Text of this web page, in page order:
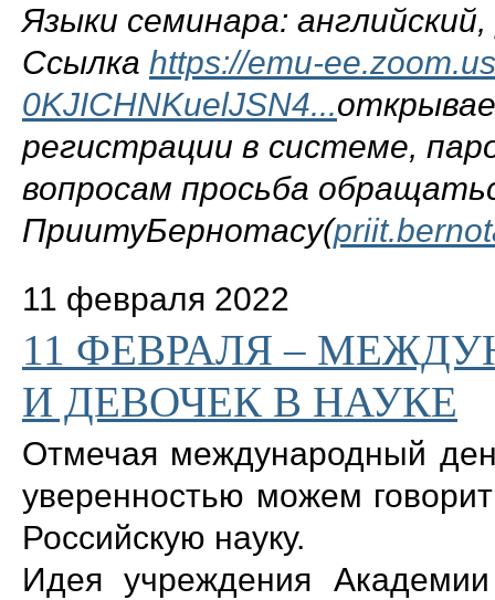
Языки семинара: английский,
Ссылка https://emu-
0KJICHNKuelJSN4...
регистрации в системе,
вопросам просьба
ПриитуБернотасу(
11 февраля 2022
11 ФЕВРАЛЯ –
И ДЕВОЧЕК В НАУКЕ
Отмечая международный
уверенностью можем
Российскую науку.
Идея учреждения